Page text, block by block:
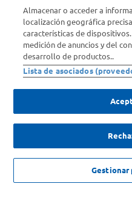
Info útil
Comprá Online
Almacenar o acceder a
localización geográfica
características de
medición de anuncios y del
desarrollo de productos..
Lista de asociados
Gestionar